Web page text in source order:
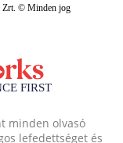
Zrt. © Minden jog
minden olvasó
lefedettséget és